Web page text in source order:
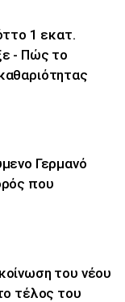
1 εκατ.
- Πώς το
Γερμανό
που
του νέου
τέλος του